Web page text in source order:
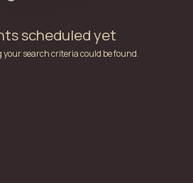
scheduled yet
your search criteria could be found.